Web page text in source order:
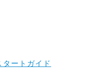
ートガイド